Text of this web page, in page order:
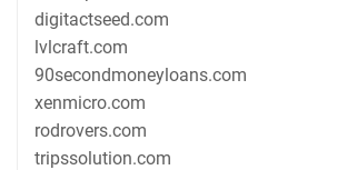
digitactseed.com
lvlcraft.com
90secondmoneyloans.com
xenmicro.com
rodrovers.com
tripssolution.com